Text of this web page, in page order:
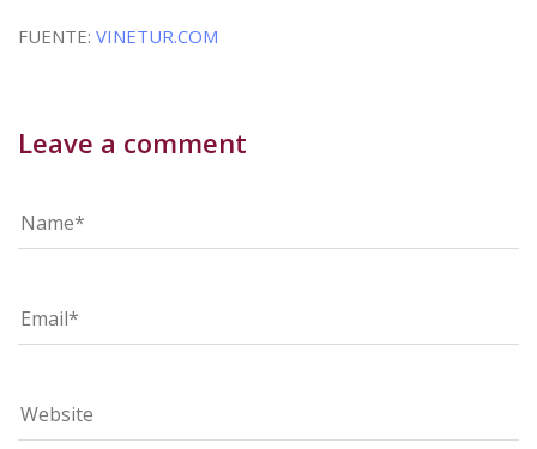
FUENTE: VINETUR.COM
Leave a comment